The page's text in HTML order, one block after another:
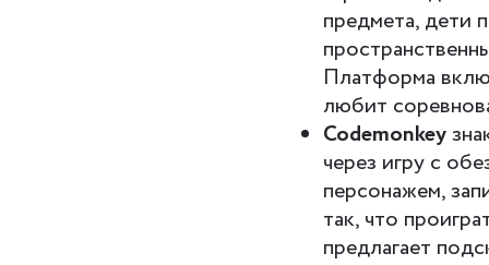
предмета, дети
Платформа
любит
Codemonkey
через игру с
персонажем,
так, что
предлагает